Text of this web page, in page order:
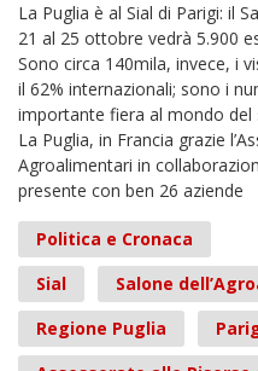
La Puglia è al Sial di Parigi: il
21 al 25 ottobre vedrà 5.900
Sono circa 140mila, invece, i
il 62% internazionali; sono i
importante fiera al mondo del
La Puglia, in Francia grazie
Agroalimentari in
presente con ben 26 aziende
Politica e Cronaca
Sial
Salone
Regione Puglia